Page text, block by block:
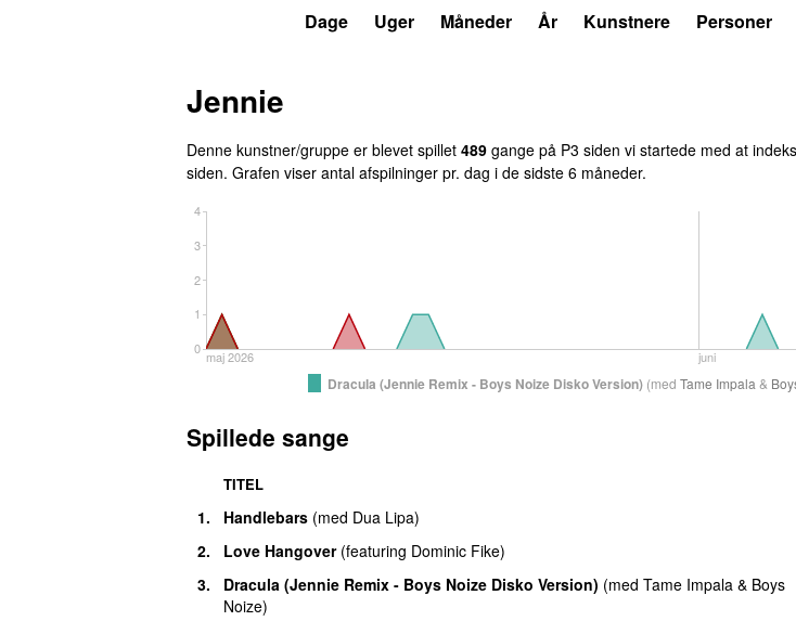
Dage Uger Måneder År Kunstnere Personer
Jennie
Denne kunstner/gruppe er blevet spillet 489 gange på P3 siden vi startede med at
siden. Grafen viser antal afspilninger pr. dag i de sidste 6 måneder.
maj 2026 juni
0
1
2
3
4
Dracula (Jennie Remix - Boys Noize Disko Version)(med Tame Impala &
Spillede sange
TITEL
1. Handlebars (med Dua Lipa)
2.
Love Hangover (featuring Dominic Fike)
3.
Dracula (Jennie Remix - Boys Noize Disko Version) (med Tame Impala & Boys
Noize)